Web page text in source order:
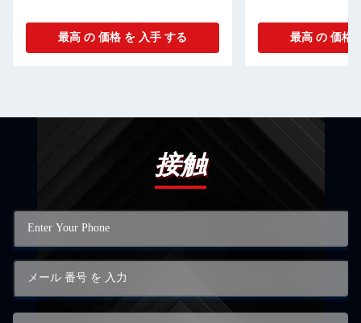
最高 の 価格 を 入手 する 最高 の 価格
接触